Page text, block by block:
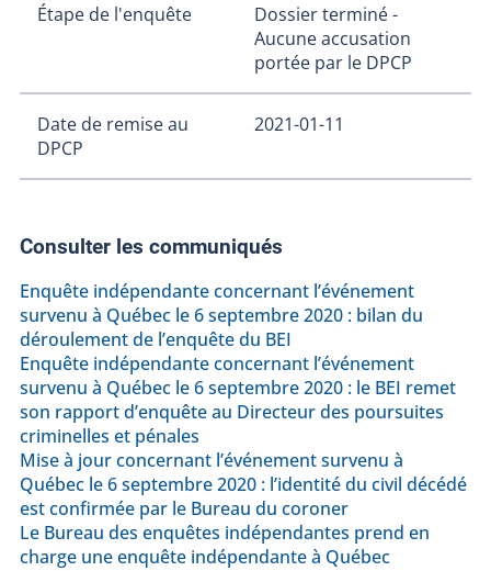
Étape de l'enquête
Dossier terminé -
Aucune accusation
portée par le DPCP
Date de remise au
DPCP
2021-01-11
Consulter les communiqués
Enquête indépendante concernant l’événement
survenu à Québec le 6 septembre 2020 : bilan du
déroulement de l’enquête du BEI
Enquête indépendante concernant l’événement
survenu à Québec le 6 septembre 2020 : le BEI remet
son rapport d’enquête au Directeur des poursuites
criminelles et pénales
Mise à jour concernant l’événement survenu à
Québec le 6 septembre 2020 : l’identité du civil décédé
est confirmée par le Bureau du coroner
Le Bureau des enquêtes indépendantes prend en
charge une enquête indépendante à Québec